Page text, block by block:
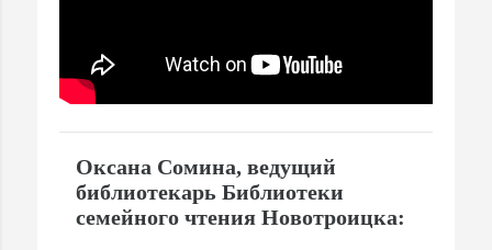
Оксана Сомина, ведущий
библиотекарь Библиотеки
семейного чтения Новотроицка: